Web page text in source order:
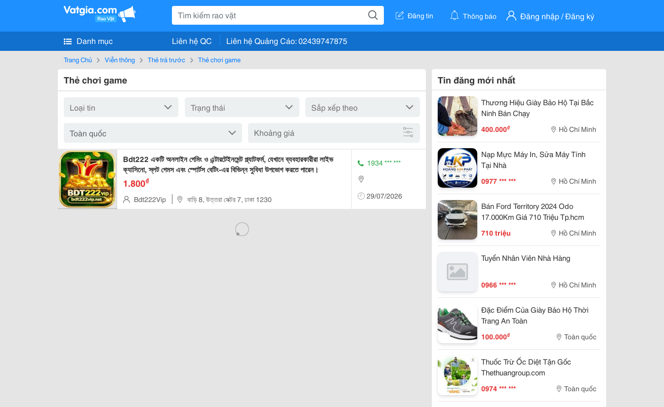
Đăng tin Thông báo Đăng nhập / Đăng ký
Danh mục Liên hệ QC Liên hệ Quảng Cáo: 02439747875
Trang Chủ Viễn thông Thẻ trả trước Thẻ chơi game
Thẻ chơi game
Khoảng giá
Bdt222 একটি অনলাইন গেমিং ও এন্টারটেইনমেন্ট প্ল্যাটফর্ম, যেখানে ব্যবহারকারীরা লাইভ
ক্যাসিনো, স্লট গেমস এবং স্পোর্টস বেটিং-এর বিভিন্ন সুবিধা উপভোগ করতে পারেন।
1.800₫
Bdt222Vip বাড়ি 8, উত্তরা সেক্টর 7, ঢাকা 1230
1934 *** ***
29/07/2026
Tin đăng mới nhất
Thương Hiệu Giày Bảo Hộ Tại Bắc
Ninh Bán Chạy
400.000₫ Hồ Chí Minh
Nạp Mực Máy In, Sửa Máy Tính
Tại Nhà
0977 *** *** Hồ Chí Minh
Bán Ford Territory 2024 Odo
17.000Km Giá 710 Triệu Tp.hcm
710 triệu Hồ Chí Minh
Tuyển Nhân Viên Nhà Hàng
0966 *** *** Hồ Chí Minh
Đặc Điểm Của Giày Bảo Hộ Thời
Trang An Toàn
100.000₫ Toàn quốc
Thuốc Trừ Ốc Diệt Tận Gốc
Thethuangroup.com
0974 *** *** Toàn quốc